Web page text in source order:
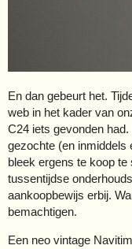
En dan gebeurt het.
web in het kader van
C24 iets gevonden
gezochte (en
bleek ergens te koop
tussentijdse
aankoopbewijs erbij.
bemachtigen.
Een neo vintage